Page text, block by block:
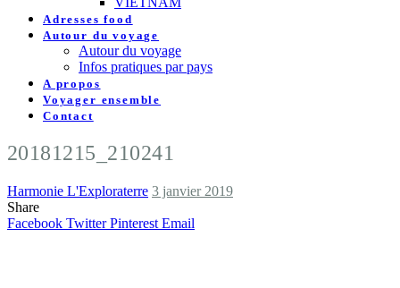
Adresses food
Autour du voyage
Autour du voyage
Infos pratiques par pays
A propos
Voyager ensemble
Contact
20181215_210241
Harmonie L'Exploraterre 3 janvier 2019
Share
Facebook Twitter Pinterest Email